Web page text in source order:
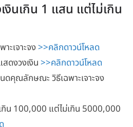
เงินเกิน 1 แสน แต่ไม่เกิน
ะเจาะจง>>คลิกดาวน์โหลด
ดงวงเงิน>>คลิกดาวน์โหลด
ดคุณลักษณะ วิธีเฉพาะเจาะจง
น 100,000 แต่ไม่เกิน 5000,000